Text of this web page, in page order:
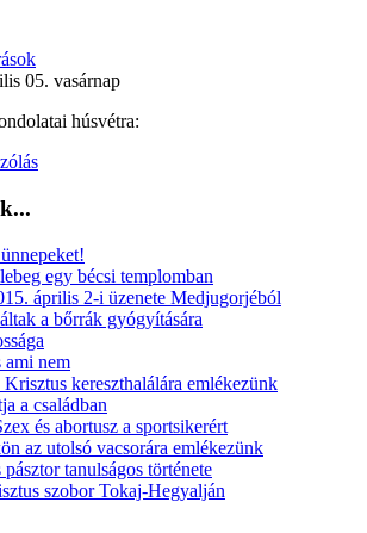
05. vasárnap
húsvétra:
egy bécsi templomban
április 2-i üzenete Medjugorjéból
a bőrrák gyógyítására
ami nem
kereszthalálára emlékezünk
a családban
és abortusz a sportsikerért
az utolsó vacsorára emlékezünk
tanulságos története
szobor Tokaj-Hegyalján